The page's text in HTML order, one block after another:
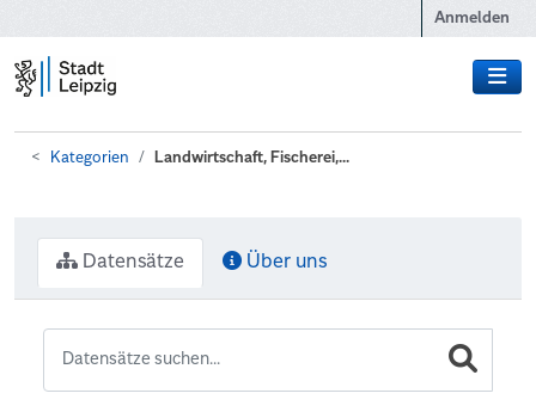
Anmelden
Kategorien Landwirtschaft, Fischerei,...
Datensätze Über uns